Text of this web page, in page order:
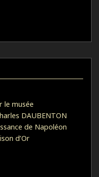
le musée
DAUBENTON
de Napoléon
d’Or